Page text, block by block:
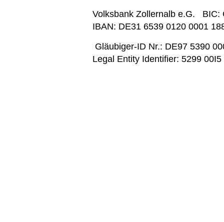
Volksbank Zollernalb e.G.
IBAN: DE31 6539 0120 0001
Gläubiger-ID Nr.: DE97
Legal Entity Identifier: 5299